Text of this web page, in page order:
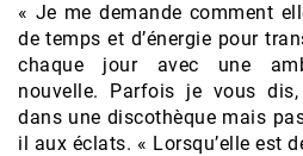
« Je me demande comment
de temps et d’énergie pour
chaque jour avec une
nouvelle. Parfois je vous dis,
dans une discothèque mais
il aux éclats. « Lorsqu’elle est